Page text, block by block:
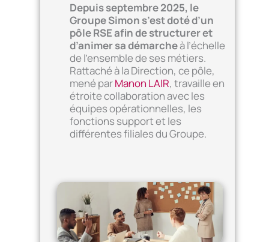
Depuis septembre 2025, le
Groupe Simon s’est doté d’un
pôle RSE afin de structurer et
d’animer sa démarcheà l’échelle
de l’ensemble de ses métiers.
Rattaché à la Direction, ce pôle,
mené parManon LAIR, travaille en
étroite collaboration avec les
équipes opérationnelles, les
fonctions support et les
différentes filiales du Groupe.